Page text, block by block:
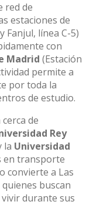
red de
estaciones de
Fanjul, línea C-5)
con
Madrid (Estación
permite a
por toda la
de estudio.
de
Rey
la Universidad
en transporte
convierte a Las
buscan
durante sus